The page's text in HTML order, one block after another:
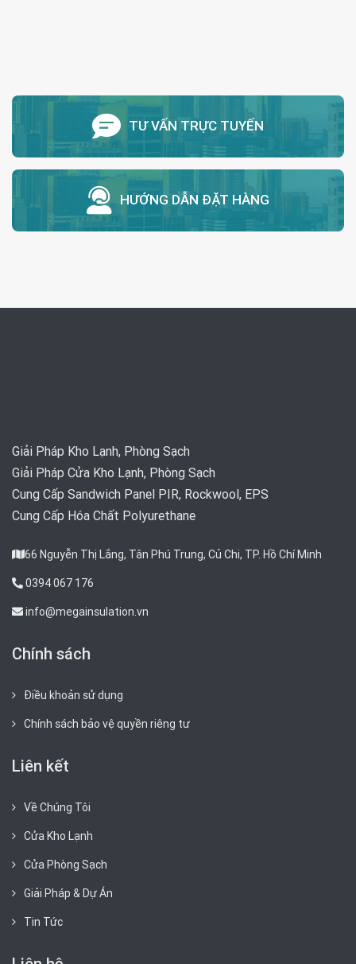
TƯ VẤN TRỰC TUYẾN
HƯỚNG DẪN ĐẶT HÀNG
Giải Pháp Kho Lạnh, Phòng Sạch
Giải Pháp Cửa Kho Lạnh, Phòng Sạch
Cung Cấp Sandwich Panel PIR, Rockwool, EPS
Cung Cấp Hóa Chất Polyurethane
66 Nguyễn Thị Lắng, Tân Phú Trung, Củ Chi, TP. Hồ Chí Minh
0394 067 176
info@megainsulation.vn
Chính sách
Điều khoản sử dụng
Chính sách bảo vệ quyền riêng tư
Liên kết
Về Chúng Tôi
Cửa Kho Lạnh
Cửa Phòng Sạch
Giải Pháp & Dự Án
Tin Tức